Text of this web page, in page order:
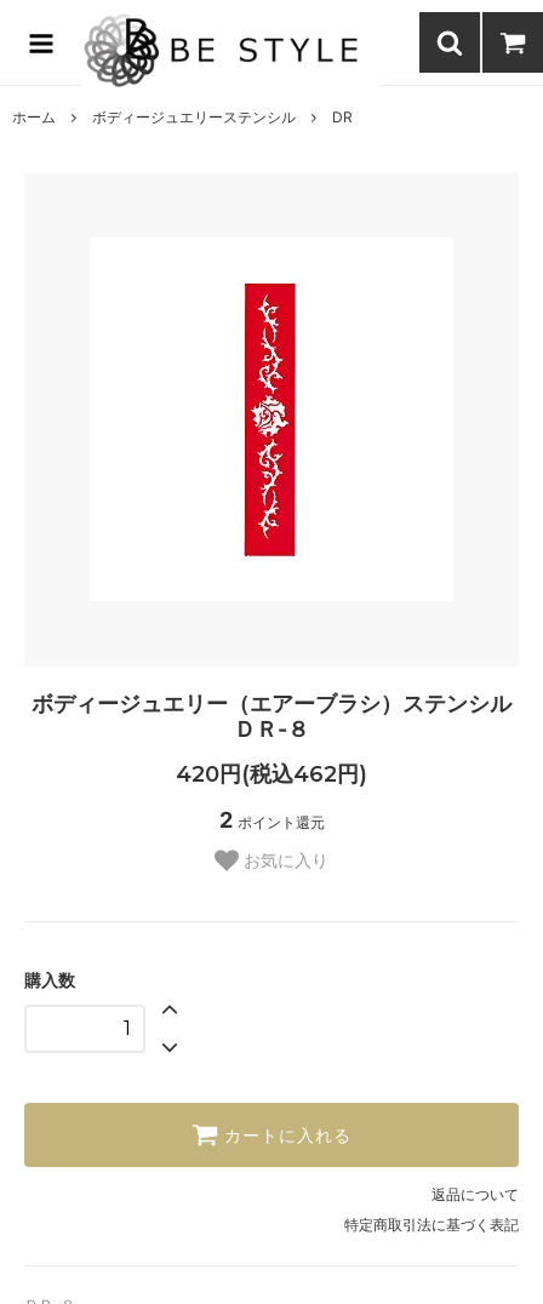
まつげエクステ商材の通販・まつげパーマ・ボディジュエリーなどまつ
げ商材・美容商材の通販｜BE STYLE beauty shop
ホーム ボディージュエリーステンシル DR
ボディージュエリー（エアーブラシ）ステンシル
ＤＲ-８
420円(税込462円)
2 ポイント還元
お気に入り
購入数
カートに入れる
返品について
特定商取引法に基づく表記